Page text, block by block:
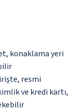
konaklama yeri
resmi
ve kredi kartı,